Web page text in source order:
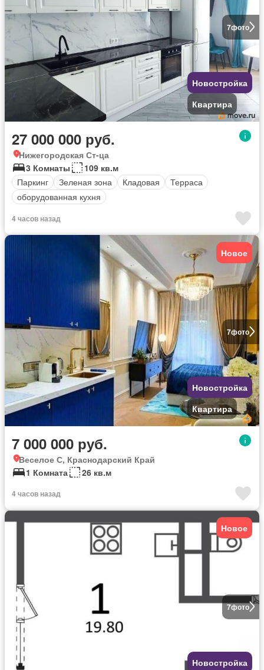
7фото
Новостройка
Квартира
27 000 000 руб.
Нижегородская Ст-ца
3 Комнаты
109 кв.м
Паркинг
Зеленая зона Кладовая
Терраса
оборудованная кухня
4 часов назад
7фото
Новое
Новостройка
Квартира
7 000 000 руб.
Веселое С, Краснодарский Край
1 Комната
26 кв.м
4 часов назад
7фото
Новое
Новостройка